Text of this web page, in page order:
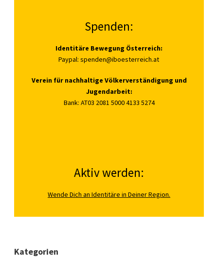
Spenden:
Identitäre Bewegung Österreich:
Paypal: spenden@iboesterreich.at
Verein für nachhaltige Völkerverständigung und
Jugendarbeit:
Bank: AT03 2081 5000 4133 5274
Aktiv werden:
Wende Dich an Identitäre in Deiner Region.
Kategorien